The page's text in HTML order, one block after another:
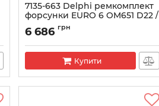
7135-663 Delphi ремкомплект
форсунки EURO 6 OM651 D22 /
A6510702387 MERCEDES
Артикул:
6 686 грн
Купити